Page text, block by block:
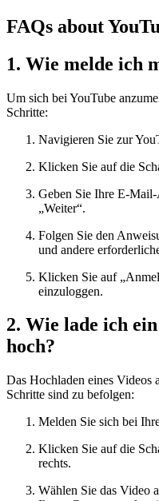
FAQs about
1. Wie melde ich
Um sich bei YouTube
Schritte:
Navigieren Sie zur
Klicken Sie auf die
Geben Sie Ihre E-
„Weiter“.
Folgen Sie den
und andere
Klicken Sie auf
einzuloggen.
2. Wie lade ich
hoch?
Das Hochladen eines Videos
Schritte sind zu befolgen:
Melden Sie sich bei
Klicken Sie auf die
rechts.
Wählen Sie das Video